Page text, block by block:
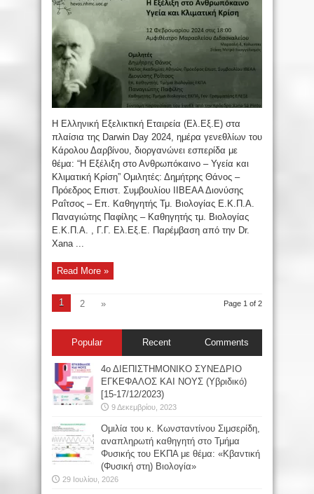
Η Ελληνική Εξελικτική Εταιρεία (Ελ.Εξ.Ε) στα
πλαίσια της Darwin Day 2024, ημέρα γενεθλίων του
Κάρολου Δαρβίνου, διοργανώνει εσπερίδα με
θέμα: “Η Εξέλιξη στο Ανθρωπόκαινο – Υγεία και
Κλιματική Κρίση” Ομιλητές: Δημήτρης Θάνος –
Πρόεδρος Επιστ. Συμβουλίου ΙΙΒΕΑΑ Διονύσης
Ραΐτσος – Επ. Καθηγητής Τμ. Βιολογίας Ε.Κ.Π.Α.
Παναγιώτης Παφίλης – Καθηγητής τμ. Βιολογίας
Ε.Κ.Π.Α. , Γ.Γ. Ελ.Εξ.Ε. Παρέμβαση από την Dr.
Xana ...
Read More »
Page 1 of 2
1 2 »
Popular Recent Comments
4ο ΔΙΕΠΙΣΤΗΜΟΝΙΚΟ ΣΥΝΕΔΡΙΟ
ΕΓΚΕΦΑΛΟΣ ΚΑΙ ΝΟΥΣ (Υβριδικό)
[15-17/12/2023)
9 Δεκεμβρίου, 2023
Oμιλία του κ. Κωνσταντίνου Σιμσερίδη,
αναπληρωτή καθηγητή στο Τμήμα
Φυσικής του ΕΚΠΑ με θέμα: «Κβαντική
(Φυσική στη) Βιολογία»
29 Ιουλίου, 2026